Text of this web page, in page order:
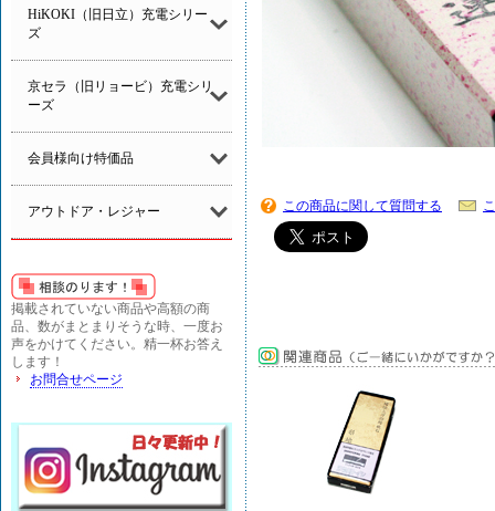
HiKOKI（旧日立）充電シリー
ズ
京セラ（旧リョービ）充電シリ
ーズ
会員様向け特価品
アウトドア・レジャー
掲載されていない商品や高額の商
品、数がまとまりそうな時、一度お
声をかけてください。精一杯お答え
します！
お問合せページ
この商品に関して質問する